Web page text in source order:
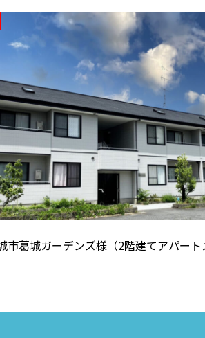
市葛城ガーデンズ様（2階建てアパー